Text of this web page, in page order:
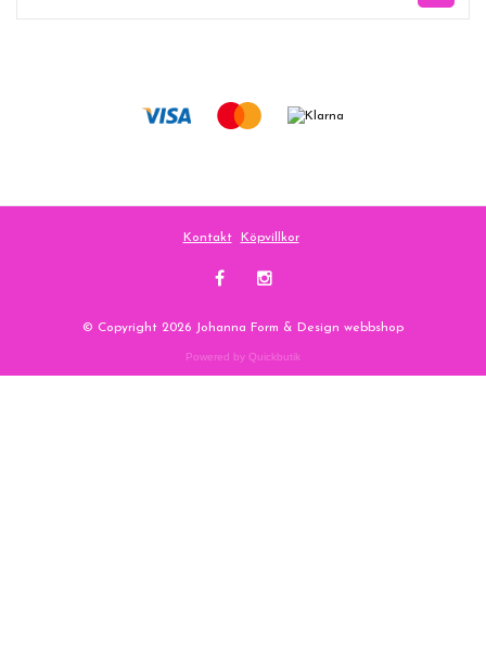
Kontakt Köpvillkor
© Copyright 2026 Johanna Form & Design webbshop
Powered by Quickbutik